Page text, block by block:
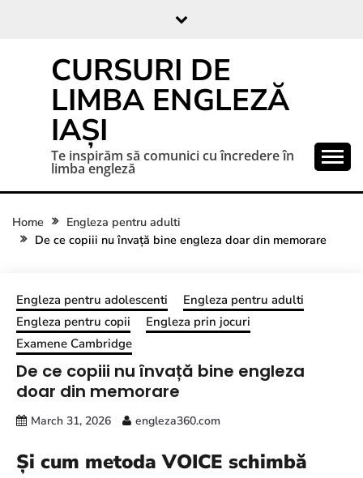
CURSURI DE
LIMBA ENGLEZĂ
IAȘI
Te inspirăm să comunici cu încredere în
limba engleză
Home
Engleza pentru adulti
De ce copiii nu învață bine engleza doar din memorare
Engleza pentru adolescenti
Engleza pentru adulti
Engleza pentru copii
Engleza prin jocuri
Examene Cambridge
De ce copiii nu învață bine engleza
doar din memorare
March 31, 2026 engleza360.com
Și cum metoda VOICE schimbă